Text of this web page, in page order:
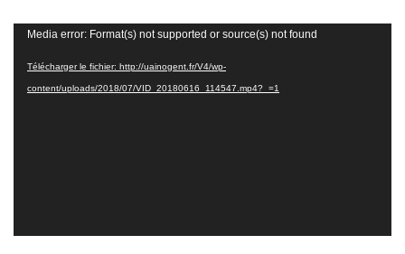
Lecteur
Media error: Format(s) not supported or source(s) not found
Télécharger le fichier: http://uainogent.fr/V4/wp-
content/uploads/2018/07/VID_20180616_114547.mp4?_=1